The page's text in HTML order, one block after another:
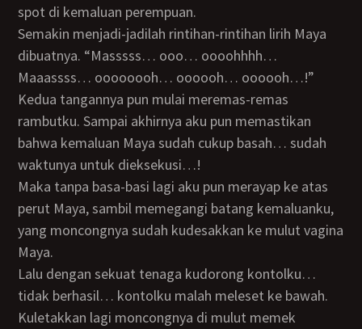
spot di kemaluan perempuan.
Semakin menjadi-jadilah rintihan-rintihan lirih Maya
dibuatnya. “Masssss… ooo… oooohhhh…
Maaassss… oooooooh… oooooh… oooooh…!”
Kedua tangannya pun mulai meremas-remas
rambutku. Sampai akhirnya aku pun memastikan
bahwa kemaluan Maya sudah cukup basah… sudah
waktunya untuk dieksekusi…!
Maka tanpa basa-basi lagi aku pun merayap ke atas
perut Maya, sambil memegangi batang kemaluanku,
yang moncongnya sudah kudesakkan ke mulut vagina
Maya.
Lalu dengan sekuat tenaga kudorong kontolku…
tidak berhasil… kontolku malah meleset ke bawah.
Kuletakkan lagi moncongnya di mulut memek